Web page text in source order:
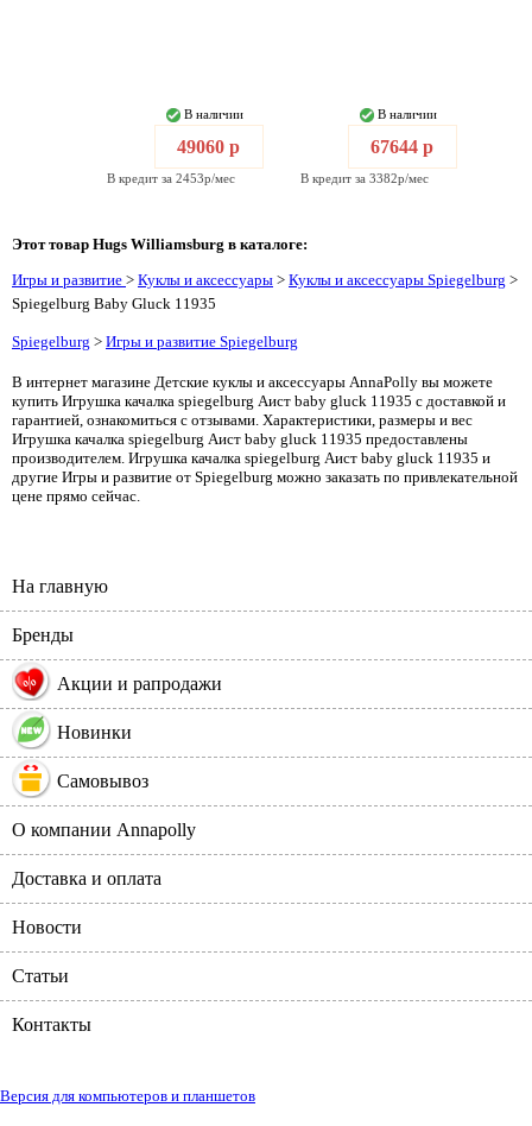
В наличии
49060 р
В кредит за 2453р/мес
В наличии
67644 р
В кредит за 3382р/мес
Этот товар Hugs Williamsburg в каталоге:
Игры и развитие > Куклы и аксессуары > Куклы и аксессуары Spiegelburg >
Spiegelburg Baby Gluck 11935
Spiegelburg > Игры и развитие Spiegelburg
В интернет магазине Детские куклы и аксессуары AnnaPolly вы можете
купить Игрушка качалка spiegelburg Аист baby gluck 11935 с доставкой и
гарантией, ознакомиться с отзывами. Характеристики, размеры и вес
Игрушка качалка spiegelburg Аист baby gluck 11935 предоставлены
производителем. Игрушка качалка spiegelburg Аист baby gluck 11935 и
другие Игры и развитие от Spiegelburg можно заказать по привлекательной
цене прямо сейчас.
На главную
Бренды
% Акции и рапродажи
Новинки
Самовывоз
О компании Annapolly
Доставка и оплата
Новости
Статьи
Контакты
Версия для компьютеров и планшетов